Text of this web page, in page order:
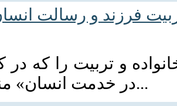
فرزند و رسالت
و تربیت را که در
در خدمت انسان» منتشر شده ا...